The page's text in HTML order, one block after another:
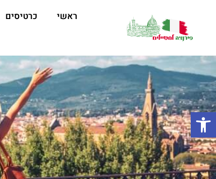
ראשי כרטיסים
פתח סרגל נגישות